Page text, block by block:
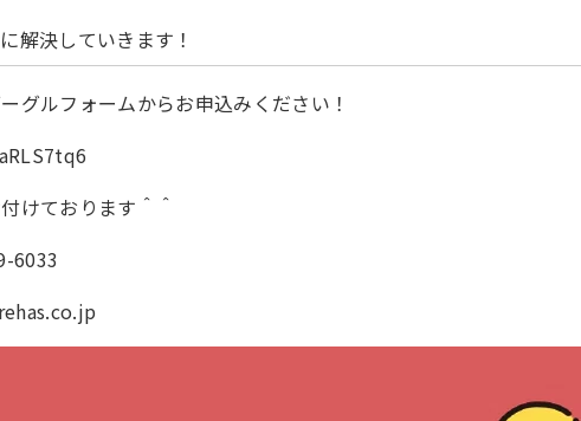
解決していきます！
グルフォームからお申込みください！
けております＾＾
6033